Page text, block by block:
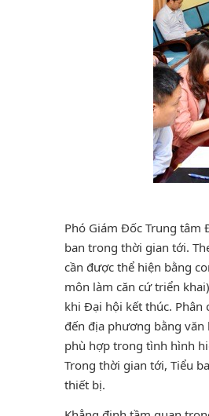
Phó Giám Đốc Trung tâm
ban trong thời gian tới.
cần được thể hiện bằng
môn làm căn cứ triển
khi Đại hội kết thúc.
đến địa phương bằng
phù hợp trong tình hình
Trong thời gian tới, Tiểu
thiết bị.